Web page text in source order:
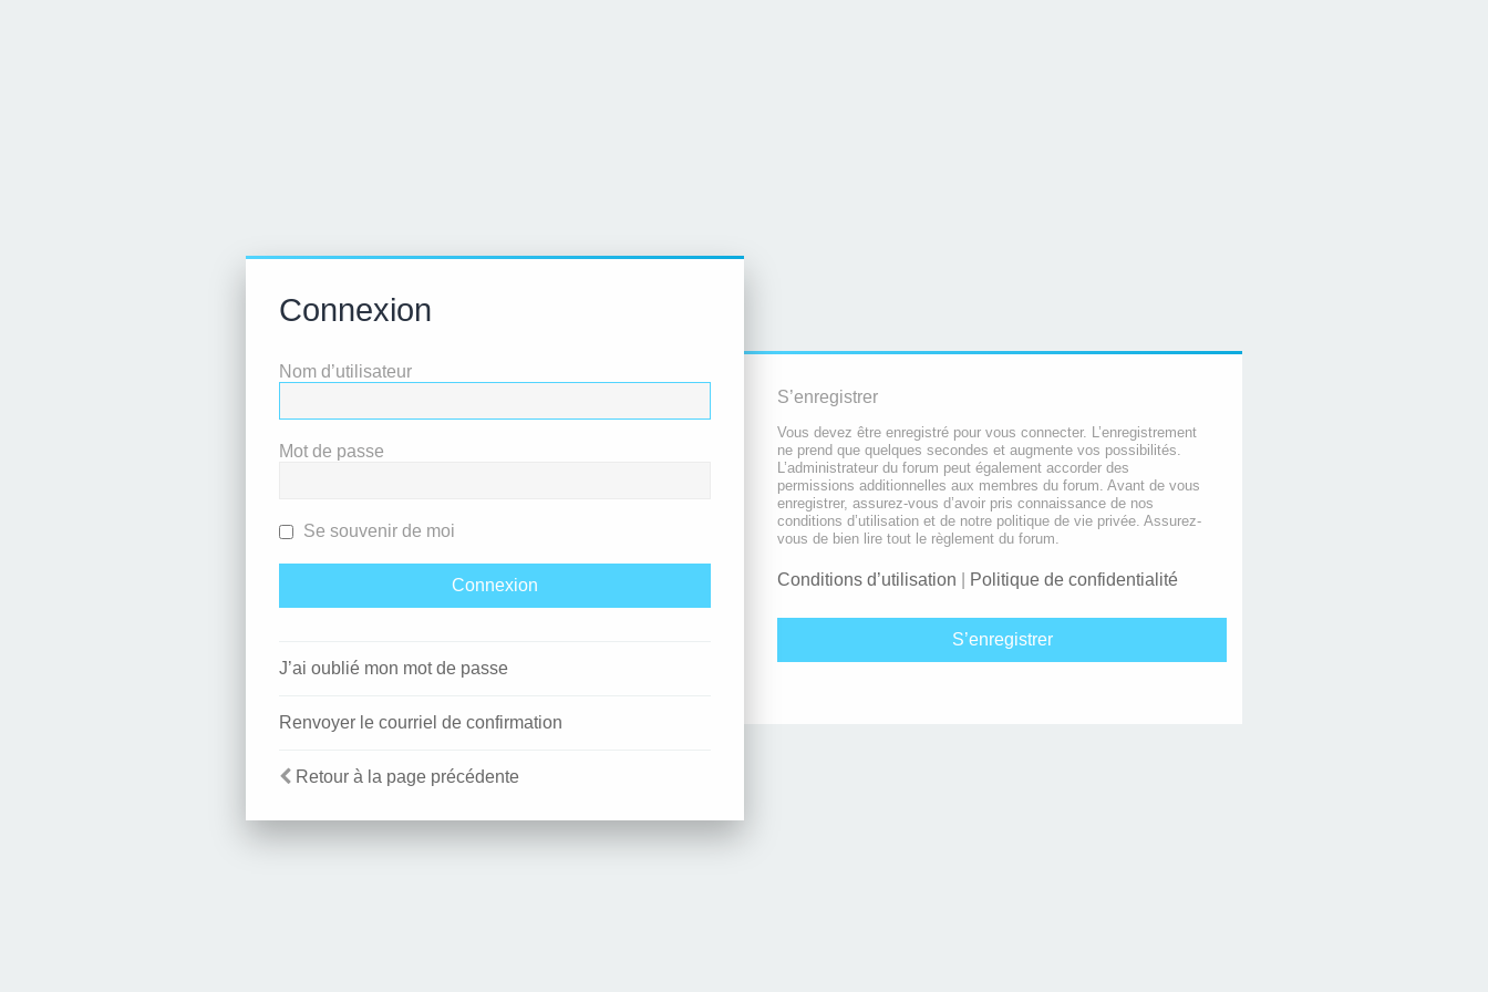
Connexion
Nom d’utilisateur
Mot de passe
Se souvenir de moi
J’ai oublié mon mot de passe
Renvoyer le courriel de confirmation
Retour à la page précédente
S’enregistrer
Vous devez être enregistré pour vous connecter. L’enregistrement
ne prend que quelques secondes et augmente vos possibilités.
L’administrateur du forum peut également accorder des
permissions additionnelles aux membres du forum. Avant de vous
enregistrer, assurez-vous d’avoir pris connaissance de nos
conditions d’utilisation et de notre politique de vie privée. Assurez-
vous de bien lire tout le règlement du forum.
Conditions d’utilisation Politique de confidentialité
S’enregistrer